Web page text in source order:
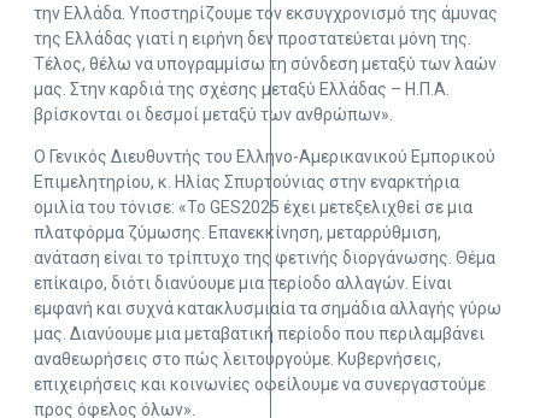
την Ελλάδα. Υποστηρίζουμε τον εκσυγχρονισμό της άμυνας
της Ελλάδας γιατί η ειρήνη δεν προστατεύεται μόνη της.
Τέλος, θέλω να υπογραμμίσω τη σύνδεση μεταξύ των λαών
μας. Στην καρδιά της σχέσης μεταξύ Ελλάδας – Η.Π.Α.
βρίσκονται οι δεσμοί μεταξύ των ανθρώπων».
Ο Γενικός Διευθυντής του Ελληνο-Αμερικανικού Εμπορικού
Επιμελητηρίου, κ. Ηλίας Σπυρτούνιας στην εναρκτήρια
ομιλία του τόνισε: «Το GES2025 έχει μετεξελιχθεί σε μια
πλατφόρμα ζύμωσης. Επανεκκίνηση, μεταρρύθμιση,
ανάταση είναι το τρίπτυχο της φετινής διοργάνωσης. Θέμα
επίκαιρο, διότι διανύουμε μια περίοδο αλλαγών. Είναι
εμφανή και συχνά κατακλυσμιαία τα σημάδια αλλαγής γύρω
μας. Διανύουμε μια μεταβατική περίοδο που περιλαμβάνει
αναθεωρήσεις στο πώς λειτουργούμε. Κυβερνήσεις,
επιχειρήσεις και κοινωνίες οφείλουμε να συνεργαστούμε
προς όφελος όλων».